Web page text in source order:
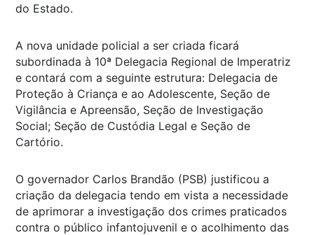
do Estado.
A nova unidade policial a ser criada ficará
subordinada à 10ª Delegacia Regional de Imperatriz
e contará com a seguinte estrutura: Delegacia de
Proteção à Criança e ao Adolescente, Seção de
Vigilância e Apreensão, Seção de Investigação
Social; Seção de Custódia Legal e Seção de
Cartório.
O governador Carlos Brandão (PSB) justificou a
criação da delegacia tendo em vista a necessidade
de aprimorar a investigação dos crimes praticados
contra o público infantojuvenil e o acolhimento das